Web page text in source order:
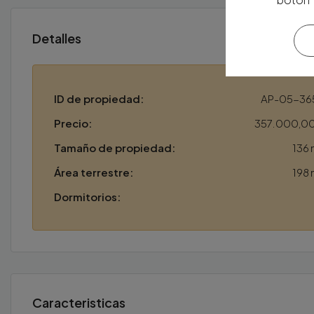
Detalles
ID de propiedad:
AP-05-
Precio:
Tamaño de propiedad:
136
Área terrestre:
198
Dormitorios:
Caracteristicas